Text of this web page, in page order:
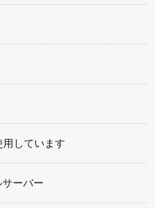
しています
サーバー